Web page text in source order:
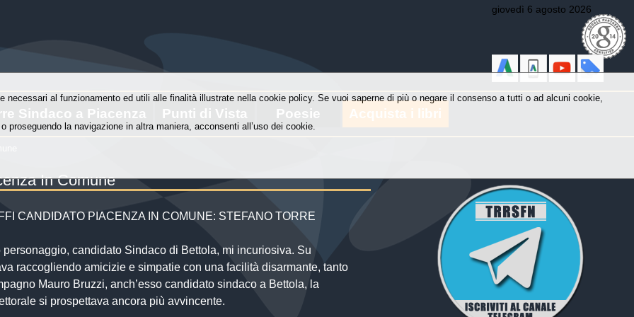
giovedì 6 agosto 2026
Sindaco a Piacenza Punti di Vista Poesie Acquista i libri
In Comune
CANDIDATO PIACENZA IN COMUNE: STEFANO TORRE
personaggio, candidato Sindaco di Bettola, mi incuriosiva. Su
raccogliendo amicizie e simpatie con una facilità disarmante, tanto
Mauro Bruzzi, anch’esso candidato sindaco a Bettola, la
si prospettava ancora più avvincente.
al funzionamento ed utili alle finalità illustrate nella cookie policy. Se vuoi saperne di più o negare il consenso a tutti o ad alcuni cookie,
la navigazione in altra maniera, acconsenti all’uso dei cookie.